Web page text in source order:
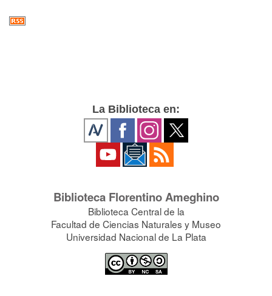
La Biblioteca en:
Biblioteca Florentino Ameghino
Biblioteca Central de la
Facultad de Ciencias Naturales y Museo
Universidad Nacional de La Plata